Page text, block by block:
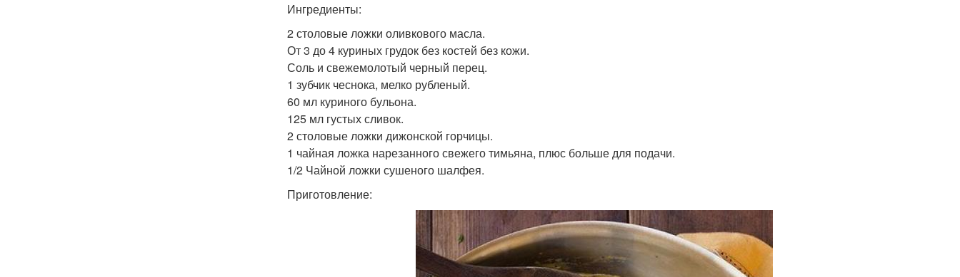
Ингредиенты:
2 столовые ложки оливкового масла.
От 3 до 4 куриных грудок без костей без кожи.
Соль и свежемолотый черный перец.
1 зубчик чеснока, мелко рубленый.
60 мл куриного бульона.
125 мл густых сливок.
2 столовые ложки дижонской горчицы.
1 чайная ложка нарезанного свежего тимьяна, плюс больше для подачи.
1/2 Чайной ложки сушеного шалфея.
Приготовление: